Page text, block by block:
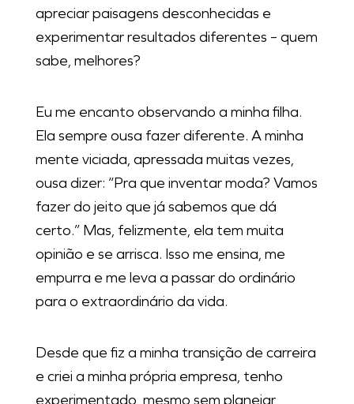
apreciar paisagens desconhecidas e
experimentar resultados diferentes – quem
sabe, melhores?
Eu me encanto observando a minha filha.
Ela sempre ousa fazer diferente. A minha
mente viciada, apressada muitas vezes,
ousa dizer: “Pra que inventar moda? Vamos
fazer do jeito que já sabemos que dá
certo.” Mas, felizmente, ela tem muita
opinião e se arrisca. Isso me ensina, me
empurra e me leva a passar do ordinário
para o extraordinário da vida.
Desde que fiz a minha transição de carreira
e criei a minha própria empresa, tenho
experimentado, mesmo sem planejar,